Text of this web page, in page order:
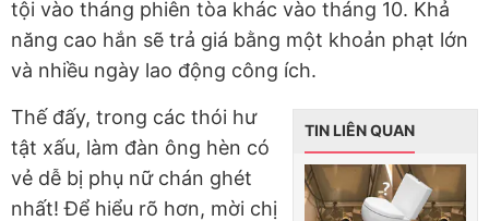
tội vào tháng phiên tòa khác vào tháng 10. Khả
năng cao hắn sẽ trả giá bằng một khoản phạt lớn
và nhiều ngày lao động công ích.
TIN LIÊN QUAN
Thế đấy, trong các thói hư
tật xấu, làm đàn ông hèn có
vẻ dễ bị phụ nữ chán ghét
nhất! Để hiểu rõ hơn, mời chị